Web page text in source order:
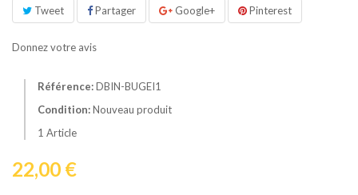
Tweet Partager Google+ Pinterest
Donnez votre avis
Référence:DBIN-BUGEI1
Condition:Nouveau produit
1 Article
22,00 €